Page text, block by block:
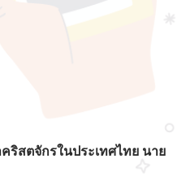
สตจักรในประเทศไทย นาย